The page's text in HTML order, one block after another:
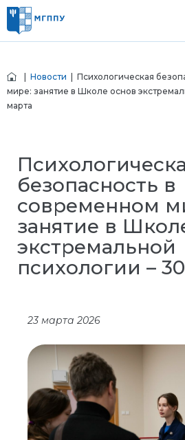
Новости | Психологическая
мире: занятие в Школе основ
марта
безопасность в
современном
занятие в
экстремальной
психологии –
23 марта 2026